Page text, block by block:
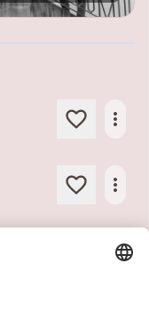
more_horiz
more_horiz
more_horiz